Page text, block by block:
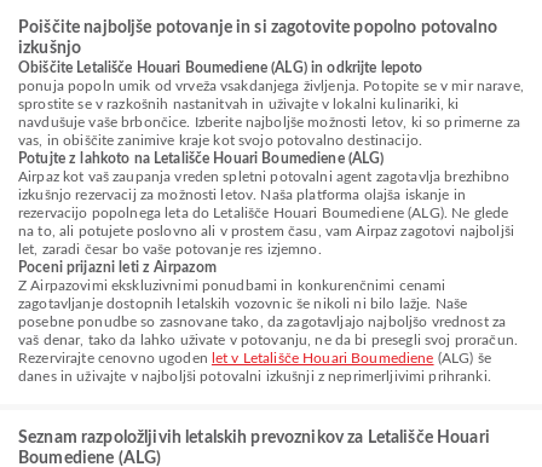
Poiščite najboljše potovanje in si zagotovite popolno potovalno
izkušnjo
Obiščite Letališče Houari Boumediene (ALG) in odkrijte lepoto
ponuja popoln umik od vrveža vsakdanjega življenja. Potopite se v mir narave,
sprostite se v razkošnih nastanitvah in uživajte v lokalni kulinariki, ki
navdušuje vaše brbončice. Izberite najboljše možnosti letov, ki so primerne za
vas, in obiščite zanimive kraje kot svojo potovalno destinacijo.
Potujte z lahkoto na Letališče Houari Boumediene (ALG)
Airpaz kot vaš zaupanja vreden spletni potovalni agent zagotavlja brezhibno
izkušnjo rezervacij za možnosti letov. Naša platforma olajša iskanje in
rezervacijo popolnega leta do Letališče Houari Boumediene (ALG). Ne glede
na to, ali potujete poslovno ali v prostem času, vam Airpaz zagotovi najboljši
let, zaradi česar bo vaše potovanje res izjemno.
Poceni prijazni leti z Airpazom
Z Airpazovimi ekskluzivnimi ponudbami in konkurenčnimi cenami
zagotavljanje dostopnih letalskih vozovnic še nikoli ni bilo lažje. Naše
posebne ponudbe so zasnovane tako, da zagotavljajo najboljšo vrednost za
vaš denar, tako da lahko uživate v potovanju, ne da bi presegli svoj proračun.
Rezervirajte cenovno ugoden let v Letališče Houari Boumediene (ALG) še
danes in uživajte v najboljši potovalni izkušnji z neprimerljivimi prihranki.
Seznam razpoložljivih letalskih prevoznikov za Letališče Houari
Boumediene (ALG)